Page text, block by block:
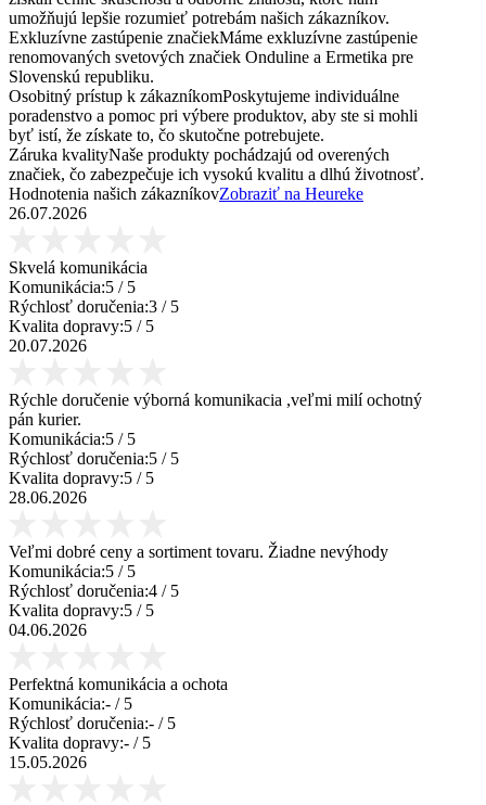
umožňujú lepšie rozumieť potrebám našich zákazníkov.
Exkluzívne zastúpenie značiekMáme exkluzívne zastúpenie
renomovaných svetových značiek Onduline a Ermetika pre
Slovenskú republiku.
Osobitný prístup k zákazníkomPoskytujeme individuálne
poradenstvo a pomoc pri výbere produktov, aby ste si mohli
byť istí, že získate to, čo skutočne potrebujete.
Záruka kvalityNaše produkty pochádzajú od overených
značiek, čo zabezpečuje ich vysokú kvalitu a dlhú životnosť.
Hodnotenia našich zákazníkovZobraziť na Heureke
26.07.2026
Skvelá komunikácia
Komunikácia:5 / 5
Rýchlosť doručenia:3 / 5
Kvalita dopravy:5 / 5
20.07.2026
Rýchle doručenie výborná komunikacia ,veľmi milí ochotný
pán kurier.
Komunikácia:5 / 5
Rýchlosť doručenia:5 / 5
Kvalita dopravy:5 / 5
28.06.2026
Veľmi dobré ceny a sortiment tovaru. Žiadne nevýhody
Komunikácia:5 / 5
Rýchlosť doručenia:4 / 5
Kvalita dopravy:5 / 5
04.06.2026
Perfektná komunikácia a ochota
Komunikácia:- / 5
Rýchlosť doručenia:- / 5
Kvalita dopravy:- / 5
15.05.2026